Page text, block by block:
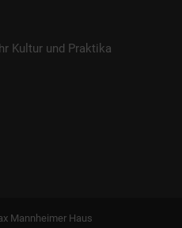
Kultur und Praktika
Mannheimer Haus